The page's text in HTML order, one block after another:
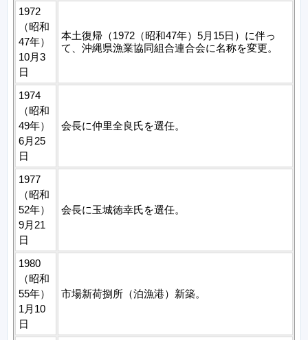
1972
（昭和
47年）
10月3
日
本土復帰（1972（昭和47年）5月15日）に伴っ
て、沖縄県漁業協同組合連合会に名称を変更。
1974
（昭和
49年）
6月25
日
会長に仲里全良氏を選任。
1977
（昭和
52年）
9月21
日
会長に玉城徳幸氏を選任。
1980
（昭和
55年）
1月10
日
市場新荷捌所（泊漁港）新築。